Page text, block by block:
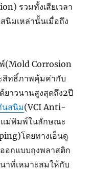
รวมทั้งเสียเวลา
นิมเหล่านั้นเมื่อถึง
(Mold Corrosion
สิทธิ์ภาพคุ้มค่ากับ
ยาวนานสูงสุดถึง2ปี
นสนิม(VCI Anti-
แม่พิมพ์ในลักษณะ
โดยทางเอ็นดู
อกแบบถุงพลาสติก
ที่เหมาะสมให้กับ